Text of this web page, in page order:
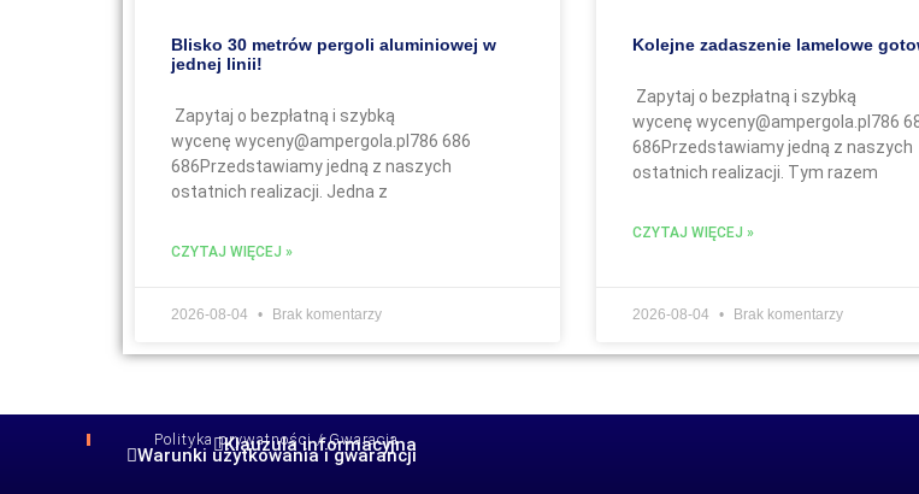
Blisko 30 metrów pergoli aluminiowej w
jednej linii!
Zapytaj o bezpłatną i szybką
wycenę wyceny@ampergola.pl786 686
686Przedstawiamy jedną z naszych
ostatnich realizacji. Jedna z
CZYTAJ WIĘCEJ »
2026-08-04 Brak komentarzy
Kolejne zadaszenie lamelowe
Zapytaj o bezpłatną i szybką
wycenę wyceny@ampergola.pl786
686Przedstawiamy jedną z naszych
ostatnich realizacji. Tym razem
CZYTAJ WIĘCEJ »
2026-08-04 Brak komentarzy
Polityka prywatności / Gwaracja
Klauzula informacyjna
Warunki użytkowania i gwarancji